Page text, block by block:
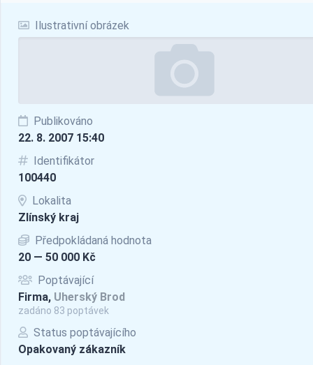
Ilustrativní obrázek
Publikováno
22. 8. 2007 15:40
Identifikátor
100440
Lokalita
Zlínský kraj
Předpokládaná hodnota
20 — 50 000 Kč
Poptávající
Firma, Uherský Brod
zadáno 83 poptávek
Status poptávajícího
Opakovaný zákazník